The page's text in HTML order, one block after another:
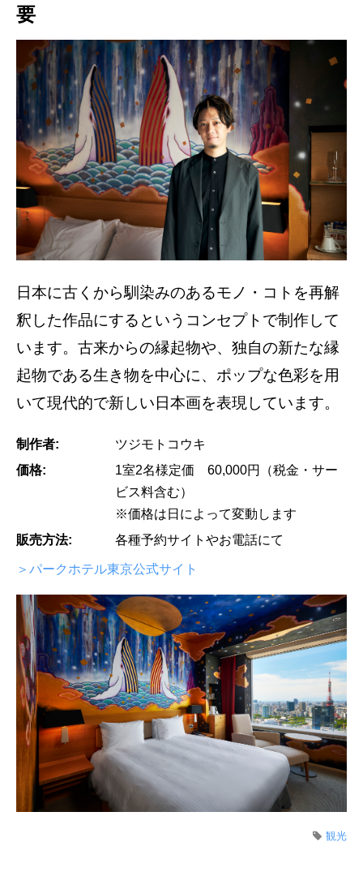
要
日本に古くから馴染みのあるモノ・コトを再解
釈した作品にするというコンセプトで制作して
います。古来からの縁起物や、独自の新たな縁
起物である生き物を中心に、ポップな色彩を用
いて現代的で新しい日本画を表現しています。
制作者:
ツジモトコウキ
価格:
1室2名様定価 60,000円（税金・サー
ビス料含む）
※価格は日によって変動します
販売方法:
各種予約サイトやお電話にて
＞パークホテル東京公式サイト
観光